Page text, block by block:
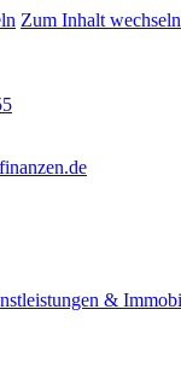
Zum Inhalt wechseln